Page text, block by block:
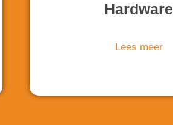
Hardware
Lees meer